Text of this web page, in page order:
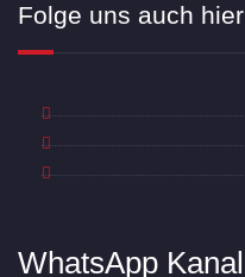
Folge uns auch hier
WhatsApp Kanal